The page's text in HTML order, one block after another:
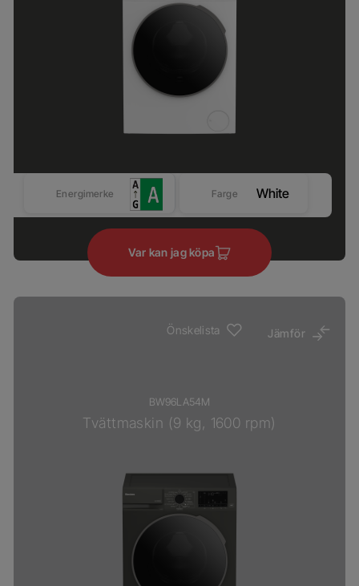
Energimerke Farge White
Var kan jag köpa
Önskelista Jämför
BW96LA54M
Tvättmaskin (9 kg, 1600 rpm)